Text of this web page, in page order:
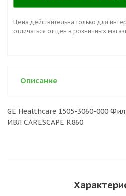
Цена действительна только для
отличаться от цен в розничных
Описание
GE Healthcare 1505-3060-000
ИВЛ CARESCAPE R860